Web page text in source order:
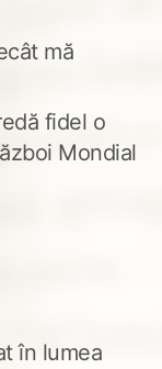
mă
fidel o
Mondial
în lumea